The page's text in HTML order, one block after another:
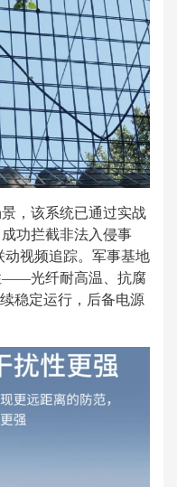
，该系统已通过实战
功拦截非法入侵事
动视频追踪。军事基地
——光纤耐高温、抗腐
稳定运行，后备电源